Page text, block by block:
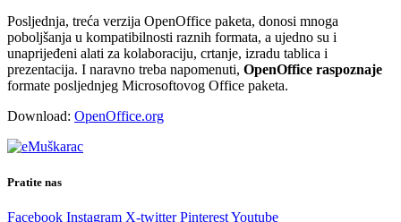
Posljednja, treća verzija OpenOffice paketa, donosi mnoga
poboljšanja u kompatibilnosti raznih formata, a ujedno su i
unaprijeđeni alati za kolaboraciju, crtanje, izradu tablica i
prezentacija. I naravno treba napomenuti, OpenOffice raspoznaje
formate posljednjeg Microsoftovog Office paketa.
Download: OpenOffice.org
Pratite nas
Facebook Instagram X-twitter PinterestYoutube